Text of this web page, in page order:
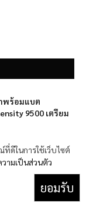
พร้อมแบต
9500 เตรียม
S26 FE ชัดๆ หลัง
.ย. นี้ ปรับดีไซน์กล้อง
ดีในการใช้เว็บไซต์
ามเป็นส่วนตัว
ยอมรับ